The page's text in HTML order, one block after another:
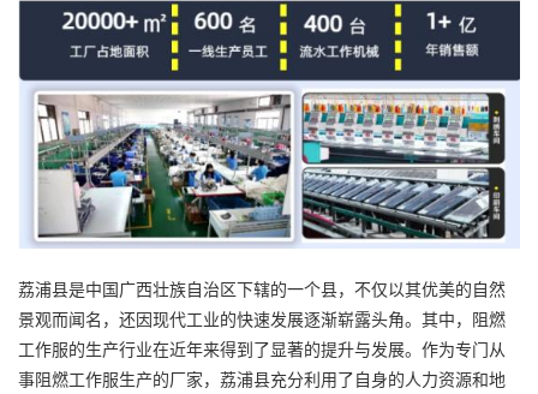
荔浦县是中国广西壮族自治区下辖的一个县，不仅以其优美的自然
景观而闻名，还因现代工业的快速发展逐渐崭露头角。其中，阻燃
工作服的生产行业在近年来得到了显著的提升与发展。作为专门从
事阻燃工作服生产的厂家，荔浦县充分利用了自身的人力资源和地